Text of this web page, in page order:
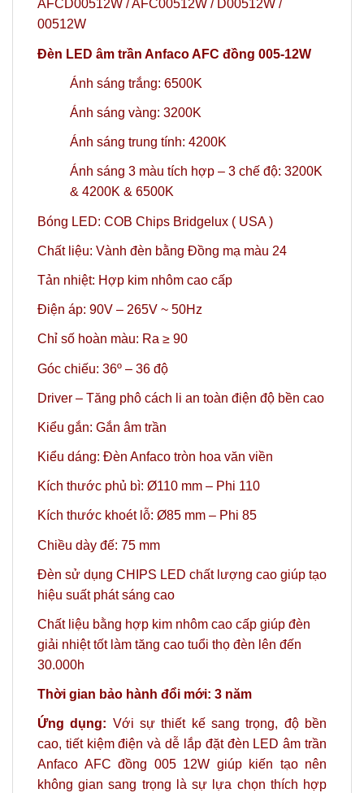
AFCD00512W / AFC00512W / D00512W /
00512W
Đèn LED âm trần Anfaco AFC đồng 005-12W
Ánh sáng trắng: 6500K
Ánh sáng vàng: 3200K
Ánh sáng trung tính: 4200K
Ánh sáng 3 màu tích hợp – 3 chế độ: 3200K
& 4200K & 6500K
Bóng LED: COB Chips Bridgelux ( USA )
Chất liệu: Vành đèn bằng Đồng mạ màu 24
Tản nhiệt: Hợp kim nhôm cao cấp
Điện áp: 90V – 265V ~ 50Hz
Chỉ số hoàn màu: Ra ≥ 90
Góc chiếu: 36º – 36 độ
Driver – Tăng phô cách li an toàn điện độ bền cao
Kiểu gắn: Gắn âm trần
Kiểu dáng: Đèn Anfaco tròn hoa văn viền
Kích thước phủ bì: Ø110 mm – Phi 110
Kích thước khoét lỗ: Ø85 mm – Phi 85
Chiều dày đế: 75 mm
Đèn sử dụng CHIPS LED chất lượng cao giúp tạo
hiệu suất phát sáng cao
Chất liệu bằng hợp kim nhôm cao cấp giúp đèn
giải nhiệt tốt làm tăng cao tuổi thọ đèn lên đến
30.000h
Thời gian bảo hành đổi mới: 3 năm
Ứng dụng: Với sự thiết kế sang trọng, độ bền
cao, tiết kiệm điện và dễ lắp đặt đèn LED âm trần
Anfaco AFC đồng 005 12W giúp kiến tạo nên
không gian sang trọng là sự lựa chọn thích hợp